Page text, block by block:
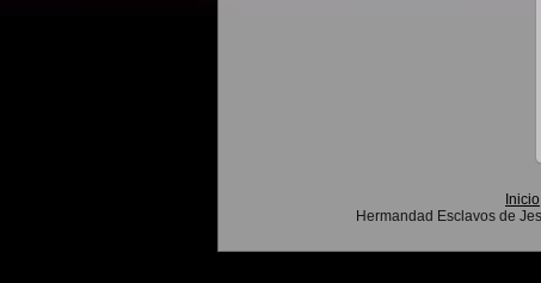
Inicio
Hermandad Esclavos de